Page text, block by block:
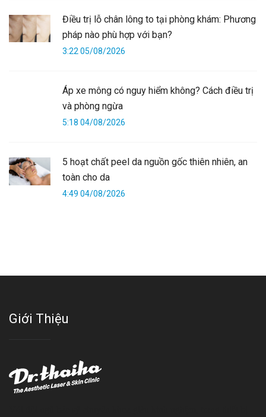
Điều trị lỗ chân lông to tại phòng khám: Phương
pháp nào phù hợp với bạn?
3:22 05/08/2026
Áp xe mông có nguy hiểm không? Cách điều trị
và phòng ngừa
5:18 04/08/2026
5 hoạt chất peel da nguồn gốc thiên nhiên, an
toàn cho da
4:49 04/08/2026
Giới Thiệu